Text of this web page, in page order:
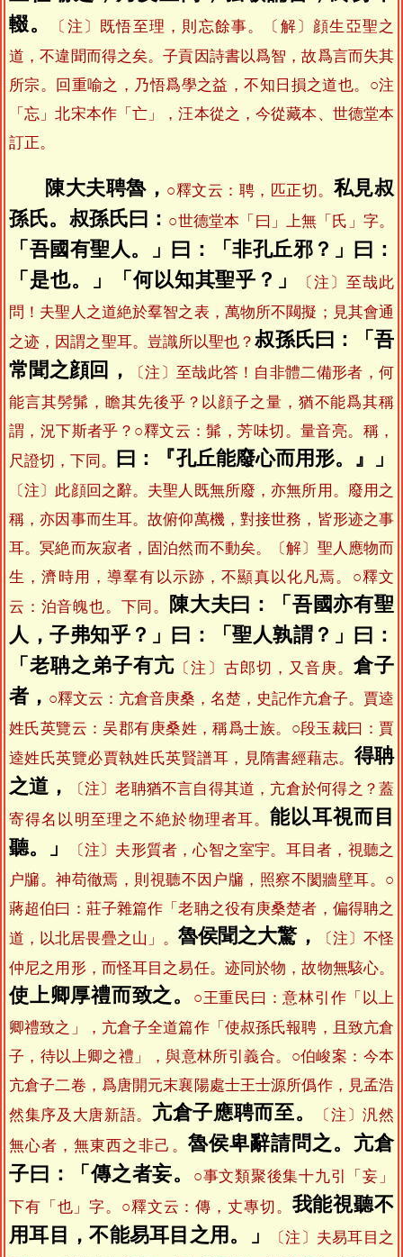
輟。
〔注〕既悟至理，則忘餘事。〔解〕顔生亞聖之
道，不違聞而得之矣。子貢因詩書以爲智，故爲言而失其
所宗。回重喻之，乃悟爲學之益，不知日損之道也。○注
「忘」北宋本作「亡」，汪本從之，今從藏本、世德堂本
訂正。
陳大夫聘魯， ○釋文云：聘，匹正切。 私見叔
孫氏。叔孫氏曰： ○世德堂本「曰」上無「氏」字。
「吾國有聖人。」曰：「非孔丘邪？」曰：
「是也。」「何以知其聖乎？」
〔注〕至哉此
問！夫聖人之道絶於羣智之表，萬物所不闚擬；見其會通
之迹，因謂之聖耳。豈識所以聖也？叔孫氏曰：「吾
常聞之顔回，
〔注〕至哉此答！自非體二備形者，何
能言其髣髴，瞻其先後乎？以顔子之量，猶不能爲其稱
謂，況下斯者乎？○釋文云：髴，芳味切。量音亮。稱，
尺證切，下同。 曰：『孔丘能廢心而用形。』」
〔注〕此顔回之辭。夫聖人既無所廢，亦無所用。廢用之
稱，亦因事而生耳。故俯仰萬機，對接世務，皆形迹之事
耳。冥絶而灰寂者，固泊然而不動矣。〔解〕聖人應物而
生，濟時用，導羣有以示跡，不顯真以化凡焉。○釋文
云：泊音魄也。下同。
陳大夫曰：「吾國亦有聖
人，子弗知乎？」曰：「聖人孰謂？」曰：
「老聃之弟子有亢 〔注〕古郎切，又音庚。 倉子
者， ○釋文云：亢倉音庚桑，名楚，史記作亢倉子。賈逵
姓氏英覽云：吴郡有庚桑姓，稱爲士族。○段玉裁曰：賈
逵姓氏英覽必賈執姓氏英賢譜耳，見隋書經藉志。 得聃
之道，
〔注〕老聃猶不言自得其道，亢倉於何得之？蓋
寄得名以明至理之不絶於物理者耳。能以耳視而目
聽。」
〔注〕夫形質者，心智之室宇。耳目者，視聽之
户牖。神苟徹焉，則視聽不因户牖，照察不閡牆壁耳。○
蔣超伯曰：莊子雜篇作「老聃之役有庚桑楚者，偏得聃之
道，以北居畏疊之山」。 魯侯聞之大驚，
〔注〕不怪
仲尼之用形，而怪耳目之易任。迹同於物，故物無駭心。
使上卿厚禮而致之。
○王重民曰：意林引作「以上
卿禮致之」，亢倉子全道篇作「使叔孫氏報聘，且致亢倉
子，待以上卿之禮」，與意林所引義合。○伯峻案：今本
亢倉子二卷，爲唐開元末襄陽處士王士源所僞作，見孟浩
然集序及大唐新語。 亢倉子應聘而至。
〔注〕汎然
無心者，無東西之非己。 魯侯卑辭請問之。亢倉
子曰：「傳之者妄。
○事文類聚後集十九引「妄」
下有「也」字。○釋文云：傳，丈專切。 我能視聽不
用耳目，不能易耳目之用。」
〔注〕夫易耳目之